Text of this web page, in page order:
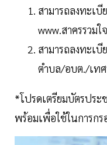
สามารถลงทะเ
www.สาครรวมใ
สามารถลงทะเ
ตำบล/อบต./เท
*โปรดเตรียมบัตรปร
พร้อมเพื่อใช้ในการก